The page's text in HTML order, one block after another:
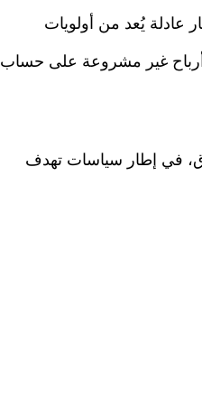
عادلة يُعد من أولويات
أرباح غير مشروعة على حساب
في إطار سياسات تهدف